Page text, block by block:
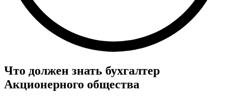
Что должен знать бухгалтер
Акционерного общества